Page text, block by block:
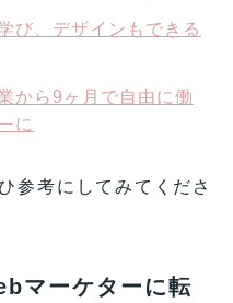
び、デザインもできる
から9ヶ月で自由に働
に
参考にしてみてくださ
マーケターに転